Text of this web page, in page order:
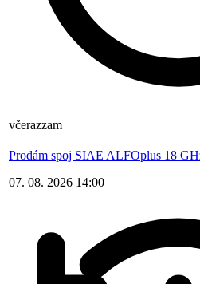
včerazzam
Prodám spoj SIAE ALFOplus 18
07. 08. 2026 14:00